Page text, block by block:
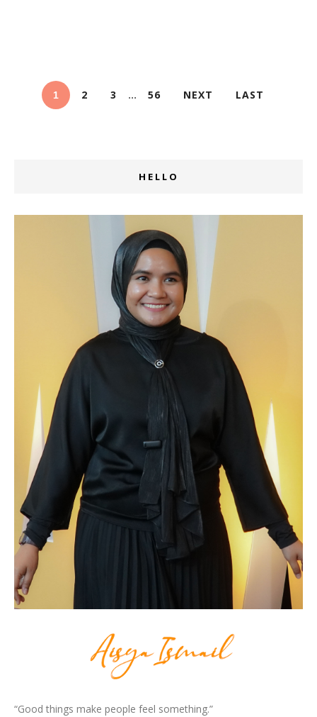
1 2 3 ... 56 NEXT LAST
HELLO
“Good things make people feel something.”